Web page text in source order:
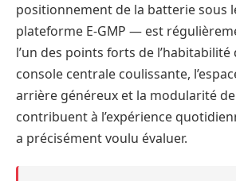
positionnement de la batterie sous
plateforme E-GMP — est
l’un des points forts de l’habitabilité
console centrale coulissante,
arrière généreux et la modularité de
contribuent à l’expérience
a précisément voulu évaluer.